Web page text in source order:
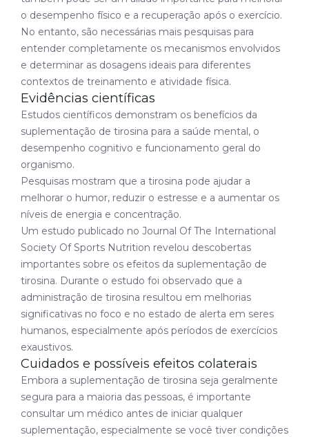
o desempenho físico e a recuperação após o exercício.
No entanto, são necessárias mais pesquisas para
entender completamente os mecanismos envolvidos
e determinar as dosagens ideais para diferentes
contextos de treinamento e atividade física.
Evidências científicas
Estudos científicos demonstram os benefícios da
suplementação de tirosina para a saúde mental, o
desempenho cognitivo e funcionamento geral do
organismo.
Pesquisas mostram que a tirosina pode ajudar a
melhorar o humor, reduzir o estresse e a aumentar os
níveis de energia e concentração.
Um estudo publicado no Journal Of The International
Society Of Sports Nutrition revelou descobertas
importantes sobre os efeitos da suplementação de
tirosina. Durante o estudo foi observado que a
administração de tirosina resultou em melhorias
significativas no foco e no estado de alerta em seres
humanos, especialmente após períodos de exercícios
exaustivos.
Cuidados e possíveis efeitos colaterais
Embora a suplementação de tirosina seja geralmente
segura para a maioria das pessoas, é importante
consultar um médico antes de iniciar qualquer
suplementação, especialmente se você tiver condições